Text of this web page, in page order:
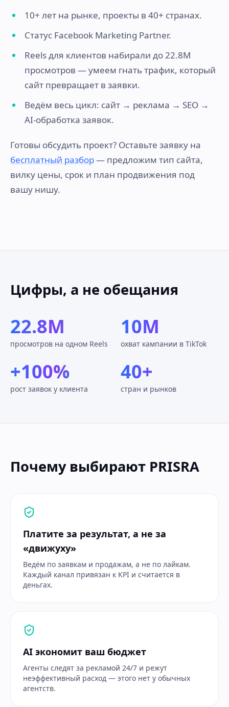
10+ лет на рынке, проекты в 40+ странах.
Статус Facebook Marketing Partner.
Reels для клиентов набирали до 22.8M
просмотров — умеем гнать трафик, который
сайт превращает в заявки.
Ведём весь цикл: сайт → реклама → SEO →
AI-обработка заявок.
Готовы обсудить проект? Оставьте заявку на
бесплатный разбор— предложим тип сайта,
вилку цены, срок и план продвижения под
вашу нишу.
Цифры, а не обещания
22.8M
просмотров на одном Reels
10M
охват кампании в TikTok
+100%
рост заявок у клиента
40+
стран и рынков
Почему выбирают PRISRA
Платите за результат, а не за
«движуху»
Ведём по заявкам и продажам, а не по лайкам.
Каждый канал привязан к KPI и считается в
деньгах.
AI экономит ваш бюджет
Агенты следят за рекламой 24/7 и режут
неэффективный расход — этого нет у обычных
агентств.